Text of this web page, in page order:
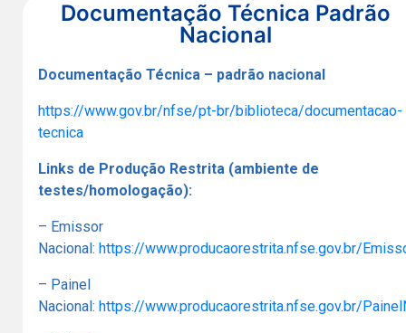
Documentação Técnica Padrão
Nacional
Documentação Técnica – padrão nacional
https://www.gov.br/nfse/pt-br/biblioteca/documentacao-
tecnica
Links de Produção Restrita (ambiente de
testes/homologação):
– Emissor
Nacional: https://www.producaorestrita.nfse.gov.br/
– Painel
Nacional: https://www.producaorestrita.nfse.gov.br/